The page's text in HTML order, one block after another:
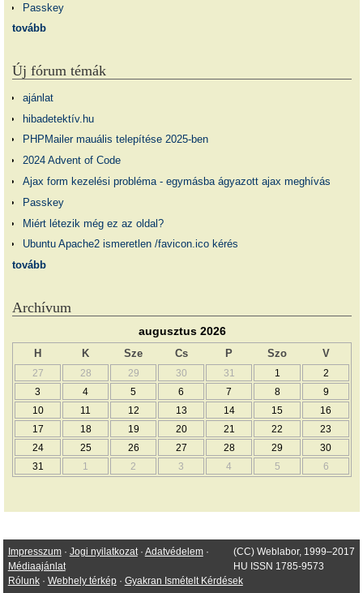
Passkey
tovább
Új fórum témák
ajánlat
hibadetektív.hu
PHPMailer mauális telepítése 2025-ben
2024 Advent of Code
Ajax form kezelési probléma - egymásba ágyazott ajax meghívás
Passkey
Miért létezik még ez az oldal?
Ubuntu Apache2 ismeretlen /favicon.ico kérés
tovább
Archívum
augusztus 2026
H K Sze Cs P Szo V
27 28 29 30 31 1
2
3
4 5 6 7 8
9
10
11 12 13 14 15
16
17
18 19 20 21 22
23
24
25 26 27 28 29
30
31
1 2 3 4 5 6
(CC) Weblabor, 1999–2017
HU ISSN 1785-9573
Impresszum· Jogi nyilatkozat· Adatvédelem·
Médiaajánlat
Rólunk· Webhely térkép· Gyakran Ismételt Kérdések